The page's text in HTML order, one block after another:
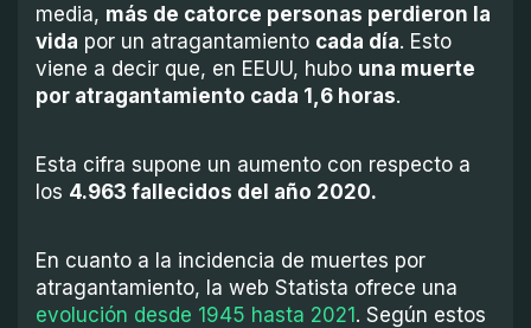
media, más de catorce personas perdieron la
vida por un atragantamiento cada día. Esto
viene a decir que, en EEUU, hubo una muerte
por atragantamiento cada 1,6 horas.
Esta cifra supone un aumento con respecto a
los 4.963 fallecidos del año 2020.
En cuanto a la incidencia de muertes por
atragantamiento, la web Statista ofrece una
evolución desde 1945 hasta 2021. Según estos